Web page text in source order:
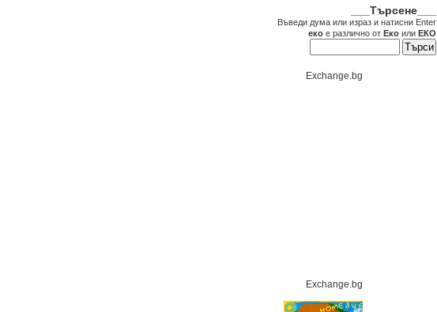
___Търсене___
Въведи дума или израз и натисни Enter
еко е различно от Еко или ЕКО
Exchange.bg
Exchange.bg